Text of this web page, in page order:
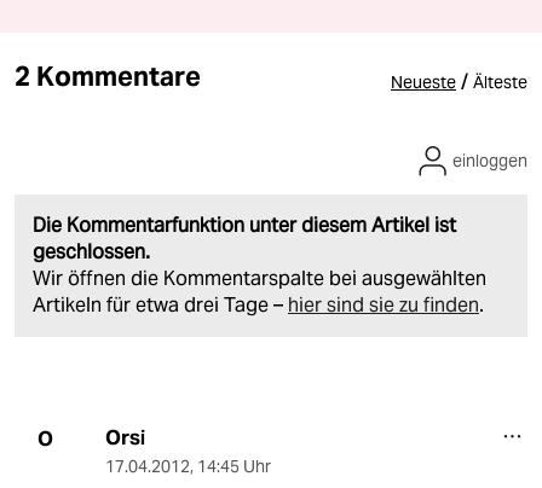
2 Kommentare Neueste / Älteste
Die Kommentarfunktion unter diesem Artikel ist
geschlossen.
Wir öffnen die Kommentarspalte bei ausgewählten
Artikeln für etwa drei Tage – hier sind sie zu finden.
einloggen
O Orsi
17.04.2012, 14:45 Uhr